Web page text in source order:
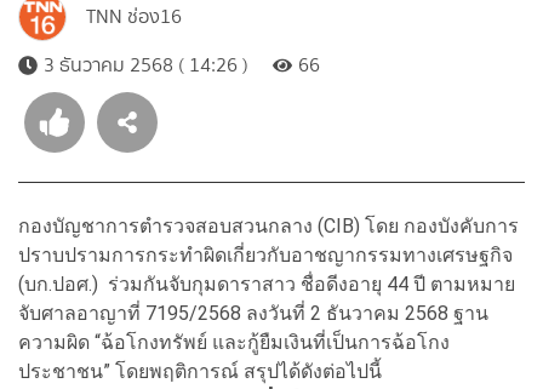
TNN ช่อง16
3 ธันวาคม 2568 ( 14:26 )
66
กองบัญชาการตำรวจสอบสวนกลาง (CIB) โดย กองบังคับการ
ปราบปรามการกระทำผิดเกี่ยวกับอาชญากรรมทางเศรษฐกิจ
(บก.ปอศ.) ร่วมกันจับกุมดาราสาว ชื่อดีงอายุ 44 ปี ตามหมาย
จับศาลอาญาที่ 7195/2568 ลงวันที่ 2 ธันวาคม 2568 ฐาน
ความผิด “ฉ้อโกงทรัพย์ และกู้ยืมเงินที่เป็นการฉ้อโกง
ประชาชน” โดยพฤติการณ์ สรุปได้ดังต่อไปนี้